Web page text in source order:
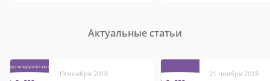
Актуальные статьи
19 ноября 2018 21 ноября 2018